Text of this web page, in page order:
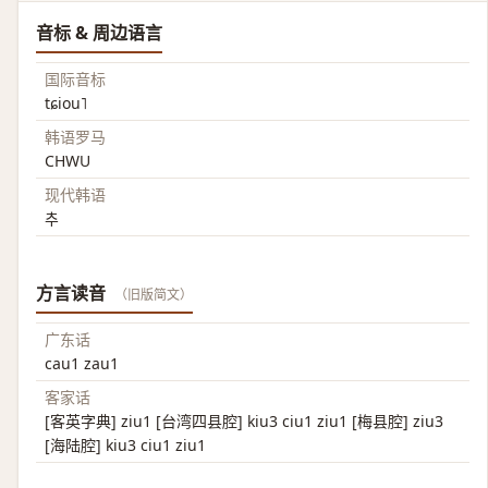
音标 & 周边语言
国际音标
tɕiou˥
韩语罗马
CHWU
现代韩语
추
方言读音 （旧版简文）
广东话
cau1 zau1
客家话
[客英字典] ziu1 [台湾四县腔] kiu3 ciu1 ziu1 [梅县腔] ziu3
[海陆腔] kiu3 ciu1 ziu1